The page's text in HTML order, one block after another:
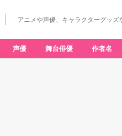
アニメや声優、キャラクターグッ
声優 舞台俳優 作者名